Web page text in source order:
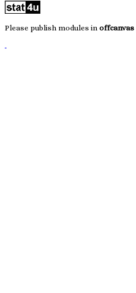
Please publish modules in offcanvas